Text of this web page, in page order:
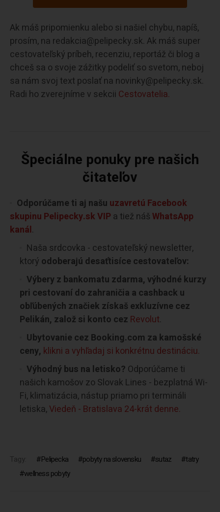
Ak máš pripomienku alebo si našiel chybu, napíš,
prosím, na redakcia@pelipecky.sk. Ak máš super
cestovateľský príbeh, recenziu, reportáž či blog a
chceš sa o svoje zážitky podeliť so svetom, neboj
sa nám svoj text poslať na novinky@pelipecky.sk.
Radi ho zverejníme v sekcii Cestovatelia.
Špeciálne ponuky pre našich
čitateľov
Odporúčame ti aj našu uzavretú Facebook
skupinu Pelipecky.sk VIP a tiež nášWhatsApp
kanál.
Naša srdcovka - cestovateľský newsletter,
ktorý odoberajú desaťtisíce cestovateľov:
Výbery z bankomatu zdarma, výhodné kurzy
pri cestovaní do zahraničia a cashback u
obľúbených značiek získaš exkluzívne cez
Pelikán, založ si konto cez Revolut.
Ubytovanie cez Booking.com za kamošské
ceny, klikni a vyhľadaj si konkrétnu destináciu.
Výhodný bus na letisko? Odporúčame ti
našich kamošov zo Slovak Lines - bezplatná Wi-
Fi, klimatizácia, nástup priamo pri termináli
letiska,Viedeň - Bratislava 24-krát denne.
Tagy: Pelipecka pobyty na slovensku sutaz
tatry
wellness pobyty